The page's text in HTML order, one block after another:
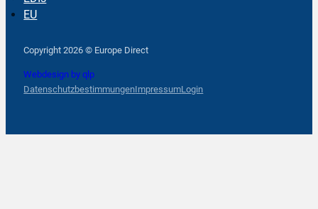
EU
Copyright 2026 © Europe Direct
Webdesign by qlp
DatenschutzbestimmungenImpressumLogin